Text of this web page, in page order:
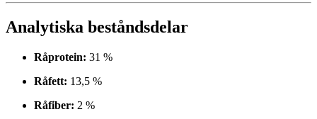
Analytiska beståndsdelar
Råprotein: 31 %
Råfett: 13,5 %
Råfiber: 2 %